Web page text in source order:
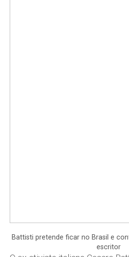
Battisti pretende ficar no Brasil e
escritor